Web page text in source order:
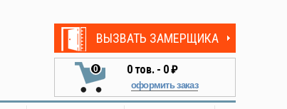
ВЫЗВАТЬ ЗАМЕРЩИКА
0 0тов. - 0 ₽
оформить заказ